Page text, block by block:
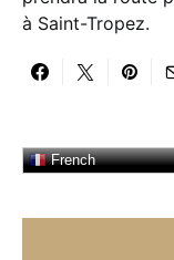
à Saint-Tropez.
French